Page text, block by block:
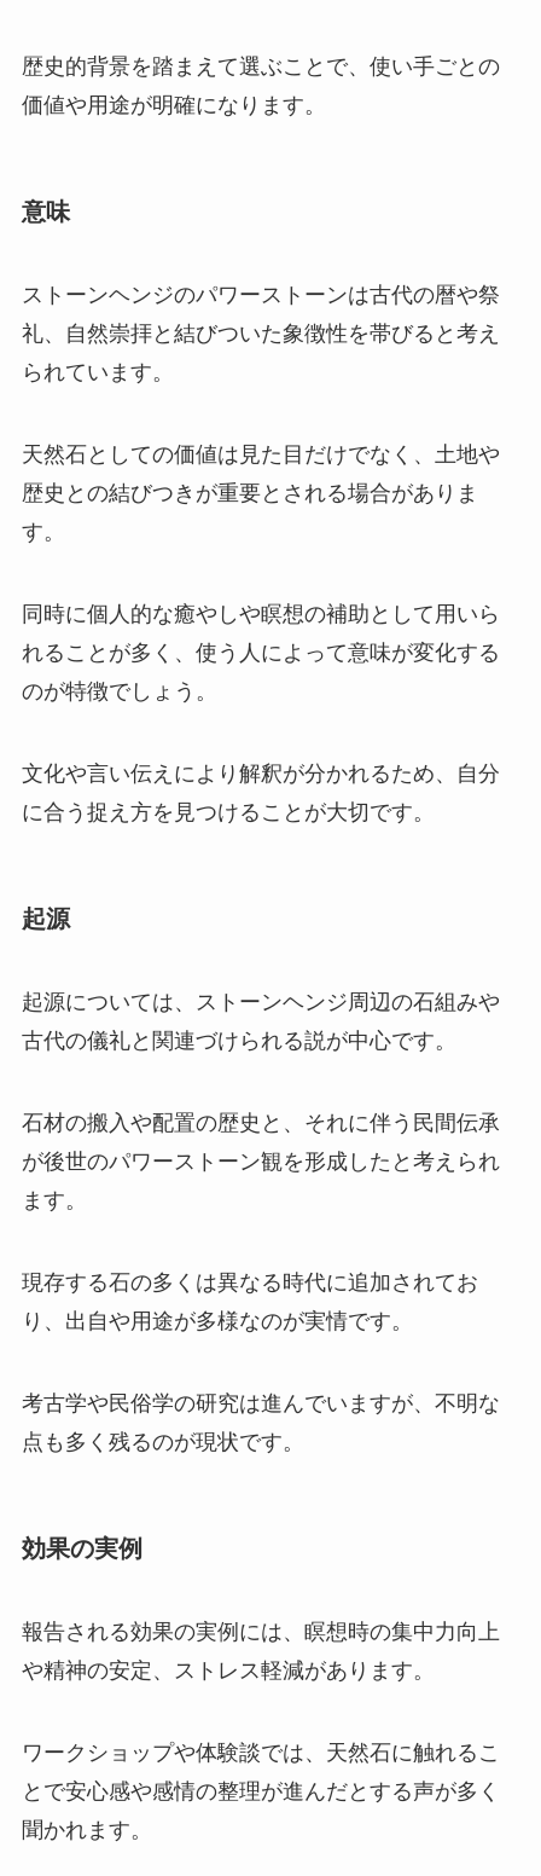
歴史的背景を踏まえて選ぶことで、使い手ごとの
価値や用途が明確になります。
意味
ストーンヘンジのパワーストーンは古代の暦や祭
礼、自然崇拝と結びついた象徴性を帯びると考え
られています。
天然石としての価値は見た目だけでなく、土地や
歴史との結びつきが重要とされる場合がありま
す。
同時に個人的な癒やしや瞑想の補助として用いら
れることが多く、使う人によって意味が変化する
のが特徴でしょう。
文化や言い伝えにより解釈が分かれるため、自分
に合う捉え方を見つけることが大切です。
起源
起源については、ストーンヘンジ周辺の石組みや
古代の儀礼と関連づけられる説が中心です。
石材の搬入や配置の歴史と、それに伴う民間伝承
が後世のパワーストーン観を形成したと考えられ
ます。
現存する石の多くは異なる時代に追加されてお
り、出自や用途が多様なのが実情です。
考古学や民俗学の研究は進んでいますが、不明な
点も多く残るのが現状です。
効果の実例
報告される効果の実例には、瞑想時の集中力向上
や精神の安定、ストレス軽減があります。
ワークショップや体験談では、天然石に触れるこ
とで安心感や感情の整理が進んだとする声が多く
聞かれます。